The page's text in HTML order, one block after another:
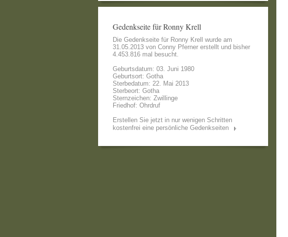
Gedenkseite für Ronny Krell
Die Gedenkseite für Ronny Krell wurde am
31.05.2013 von Conny Pferner erstellt und bisher
4.453.816 mal besucht.
Geburtsdatum: 03. Juni 1980
Geburtsort: Gotha
Sterbedatum: 22. Mai 2013
Sterbeort: Gotha
Sternzeichen: Zwillinge
Friedhof: Ohrdruf
Erstellen Sie jetzt in nur wenigen Schritten
kostenfrei eine persönliche Gedenkseiten